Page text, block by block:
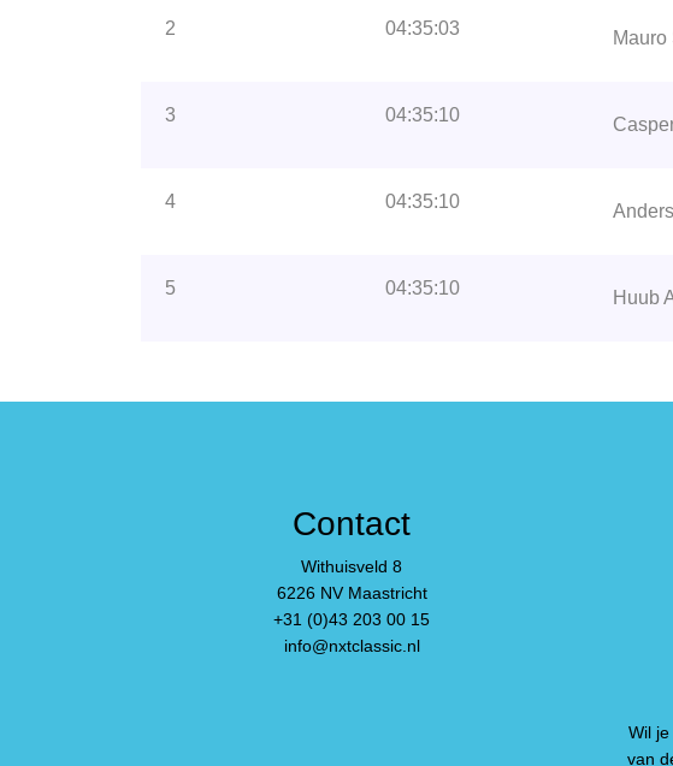
2 04:35:03 Mauro
3 04:35:10
4 04:35:10
5 04:35:10 Huub
Contact
Withuisveld 8
6226 NV Maastricht
+31 (0)43 203 00 15
info@nxtclassic.nl
Wil
van